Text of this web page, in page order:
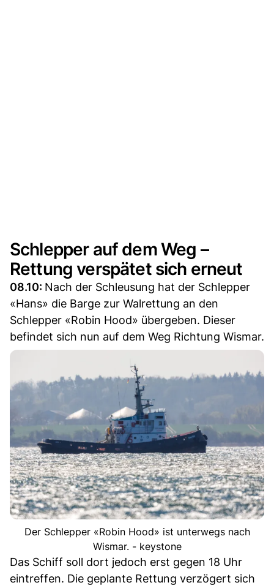
Schlepper auf dem Weg –
Rettung verspätet sich erneut
08.10: Nach der Schleusung hat der Schlepper
«Hans» die Barge zur Walrettung an den
Schlepper «Robin Hood» übergeben. Dieser
befindet sich nun auf dem Weg Richtung Wismar.
Der Schlepper «Robin Hood» ist unterwegs nach
Wismar. - keystone
Das Schiff soll dort jedoch erst gegen 18 Uhr
eintreffen. Die geplante Rettung verzögert sich